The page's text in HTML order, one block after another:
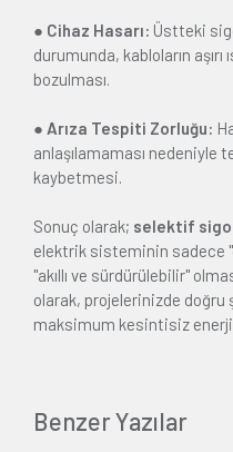
● Cihaz Hasarı: Üstteki
durumunda, kabloların aşırı
bozulması.
● Arıza Tespiti Zorluğu:
anlaşılamaması nedeniyle
kaybetmesi.
Sonuç olarak; selektif
elektrik sisteminin sadece
"akıllı ve sürdürülebilir"
olarak, projelerinizde
maksimum kesintisiz enerji
Benzer Yazılar